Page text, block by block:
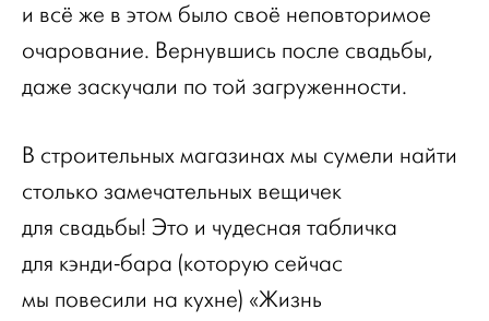
и всё же в этом было своё неповторимое
очарование. Вернувшись после свадьбы,
даже заскучали по той загруженности.
В строительных магазинах мы сумели найти
столько замечательных вещичек
для свадьбы! Это и чудесная табличка
для кэнди-бара (которую сейчас
мы повесили на кухне) «Жизнь